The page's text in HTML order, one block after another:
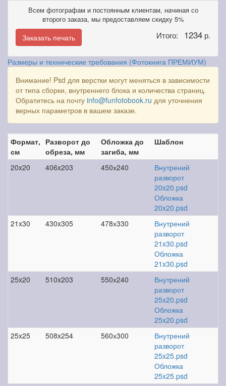
Всем фотографам и постоянным клиентам, начиная со
второго заказа, мы предоставляем скидку 5%
Заказать печать Итого: 1234 р.
Размеры и технические требования (Фотокнига ПРЕМИУМ)
Внимание! Psd для верстки могут меняться в зависимости
от типа сборки, внутреннего блока и количества страниц.
Обратитесь на почту info@funfotobook.ru для уточнения
верных параметров в вашем заказе.
Формат,
см
Разворот до
обреза, мм
Обложка до
загиба, мм
Шаблон
20x20 406x203 450х240
Внутрений
разворот
20x20.psd
Обложка
20x20.psd
21x30
430x305 478х330
Внутрений
разворот
21x30.psd
Обложка
21x30.psd
25x20
510x203 550х240
Внутрений
разворот
25x20.psd
Обложка
25x20.psd
25x25
508x254 560х300
Внутрений
разворот
25x25.psd
Обложка
25x25.psd